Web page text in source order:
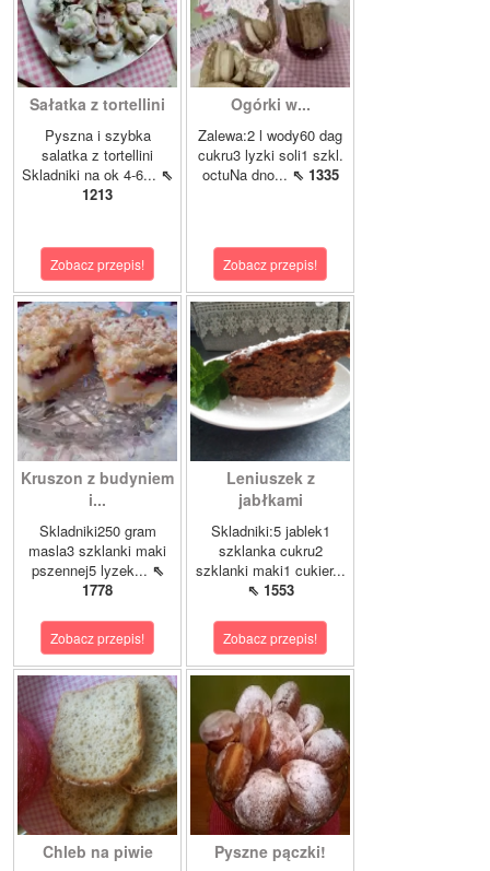
Sałatka z tortellini
Pyszna i szybka
salatka z tortellini
Skladniki na ok 4-6... ⇖
1213
Zobacz przepis!
Ogórki w...
Zalewa:2 l wody60 dag
cukru3 lyzki soli1 szkl.
octuNa dno... ⇖ 1335
Zobacz przepis!
Kruszon z budyniem
i...
Skladniki250 gram
masla3 szklanki maki
pszennej5 lyzek... ⇖
1778
Zobacz przepis!
Leniuszek z
jabłkami
Skladniki:5 jablek1
szklanka cukru2
szklanki maki1 cukier...
⇖ 1553
Zobacz przepis!
Chleb na piwie Pyszne pączki!